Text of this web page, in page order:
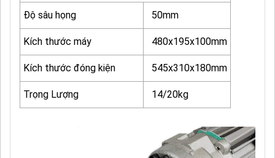
Độ sâu họng 50mm
Kích thước máy 480x195x100mm
Kích thước đóng kiện 545x310x180mm
Trọng Lượng 14/20kg